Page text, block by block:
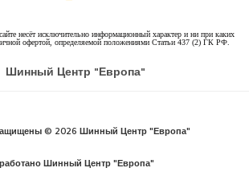
несёт исключительно информационный характер и ни при каких
офертой, определяемой положениями Статьи 437 (2) ГК РФ.
© 2026 Шинный Центр "Европа"
Шинный Центр "Европа"